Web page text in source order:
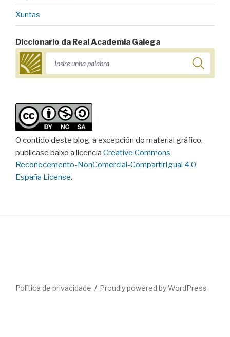
Xuntas
Diccionario da Real Academia Galega
O contido deste blog, a excepción do material gráfico,
publicase baixo a licencia Creative Commons
Recoñecemento-NonComercial-CompartirIgual 4.0
España License.
Política de privacidade Proudly powered by WordPress